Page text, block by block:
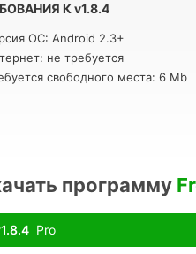
К v1.8.4
ОС: Android 2.3+
не требуется
свободного места: 6 Mb
программу
Pro